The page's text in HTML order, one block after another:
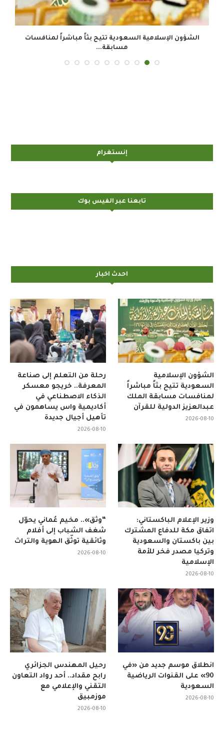
الشؤون الإسلامية السعودية تتيح بثاً مباشراً لمنافسات
مسابقة...
إنستغرام
تابعنا عبر الفيس بوك
احدث اخبار
رحلة من التعلم إلى صناعة
المعرفة.. خريجو معسكر
الذكاء الاصطناعي في
أكاديمية واس يساهمون في
تأهيل أجيال جديدة
2026-08-10
الشؤون الإسلامية
السعودية تتيح بثاً مباشراً
لمنافسات مسابقة الملك
عبدالعزيز الدولية للقرآن
2026-08-10
“وثّق».. مخيم عُماني يحوّل
شغف الشباب إلى أفلام
وثائقية توثّق الهوية والتراث
2026-08-10
وزير الإعلام الباكستاني:
اتفاق مكة للدفاع المشترك
بين باكستان والسعودية
وتركيا مصدر فخر للأمة
الإسلامية
2026-08-10
رحيل المهندس الجزائري
رابح مقداد.. أحد رواد التعاون
التقني والإعلامي مع
موزمبيق
2026-08-10
انطلاق موسم جديد من «في
90» على القنوات الرياضية
السعودية
2026-08-10